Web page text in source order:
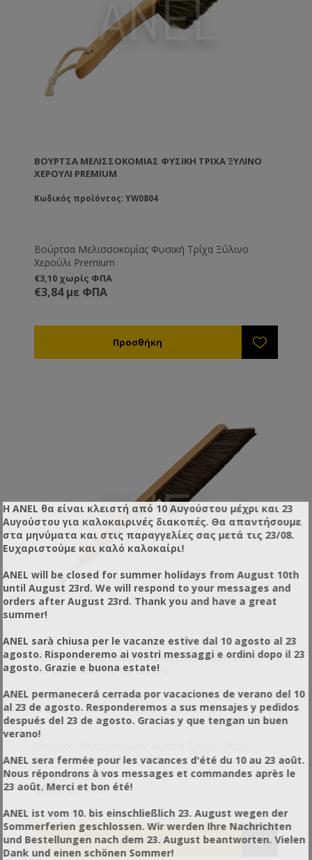
ΒΟΎΡΤΣΑ ΜΕΛΙΣΣΟΚΟΜΊΑΣ ΦΥΣΙΚΉ ΤΡΊΧΑ ΞΎΛΙΝΟ
ΧΕΡΟΎΛΙ PREMIUM
Κωδικός προϊόντος: YW0804
Βούρτσα Μελισσοκομίας Φυσική Τρίχα Ξύλινο
Χερούλι Premium
€3,10 χωρίς ΦΠΑ
€3,84 με ΦΠΑ
ΒΟΎΡΤΣΑ ΜΕΛΙΣΣΟΚΟΜΊΑΣ ΦΥΣΙΚΉ ΤΡΊΧΑ ΞΎΛΙΝΟ
ΧΕΡΟΎΛΙ PREMIUM ΜΕ ΞΈΣΤΡΟ
Κωδικός προϊόντος: YW0805
Χερούλι Premium Με Ξέστρο
€6,77 χωρίς ΦΠΑ
€8,39 με ΦΠΑ
Η ANEL θα είναι κλειστή από 10 Αυγούστου μέχρι και 23
Αυγούστου για καλοκαιρινές διακοπές. Θα απαντήσουμε
στα μηνύματα και στις παραγγελίες σας μετά τις 23/08.
Ευχαριστούμε και καλό καλοκαίρι!
ANEL will be closed for summer holidays from August 10th
until August 23rd. We will respond to your messages and
orders after August 23rd. Thank you and have a great
summer!
ANEL sarà chiusa per le vacanze estive dal 10 agosto al 23
agosto. Risponderemo ai vostri messaggi e ordini dopo il 23
agosto. Grazie e buona estate!
ANEL permanecerá cerrada por vacaciones de verano del 10
al 23 de agosto. Responderemos a sus mensajes y pedidos
después del 23 de agosto. Gracias y que tengan un buen
verano!
ANEL sera fermée pour les vacances d'été du 10 au 23 août.
Nous répondrons à vos messages et commandes après le
23 août. Merci et bon été!
ANEL ist vom 10. bis einschließlich 23. August wegen der
Sommerferien geschlossen. Wir werden Ihre Nachrichten
und Bestellungen nach dem 23. August beantworten. Vielen
Dank und einen schönen Sommer!